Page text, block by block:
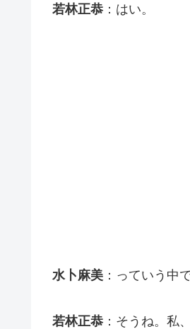
若林正恭 ：はい。
水卜麻美 ：っていう中
若林正恭 ：そうね。私